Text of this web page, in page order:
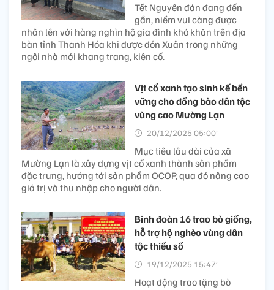
Tết Nguyên đán đang đến
gần, niềm vui càng được
nhân lên với hàng nghìn hộ gia đình khó khăn trên địa
bàn tỉnh Thanh Hóa khi được đón Xuân trong những
ngôi nhà mới khang trang, kiên cố.
Vịt cổ xanh tạo sinh kế bền
vững cho đồng bào dân tộc
vùng cao Mường Lạn
20/12/2025 05:00’
Mục tiêu lâu dài của xã
Mường Lạn là xây dựng vịt cổ xanh thành sản phẩm
đặc trưng, hướng tới sản phẩm OCOP, qua đó nâng cao
giá trị và thu nhập cho người dân.
Binh đoàn 16 trao bò giống,
hỗ trợ hộ nghèo vùng dân
tộc thiểu số
19/12/2025 15:47’
Hoạt động trao tặng bò